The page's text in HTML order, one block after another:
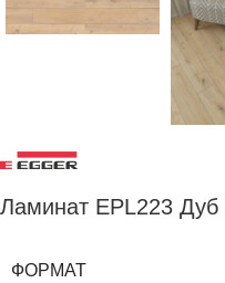
Ламинат EPL223 Дуб
ФОРМАТ